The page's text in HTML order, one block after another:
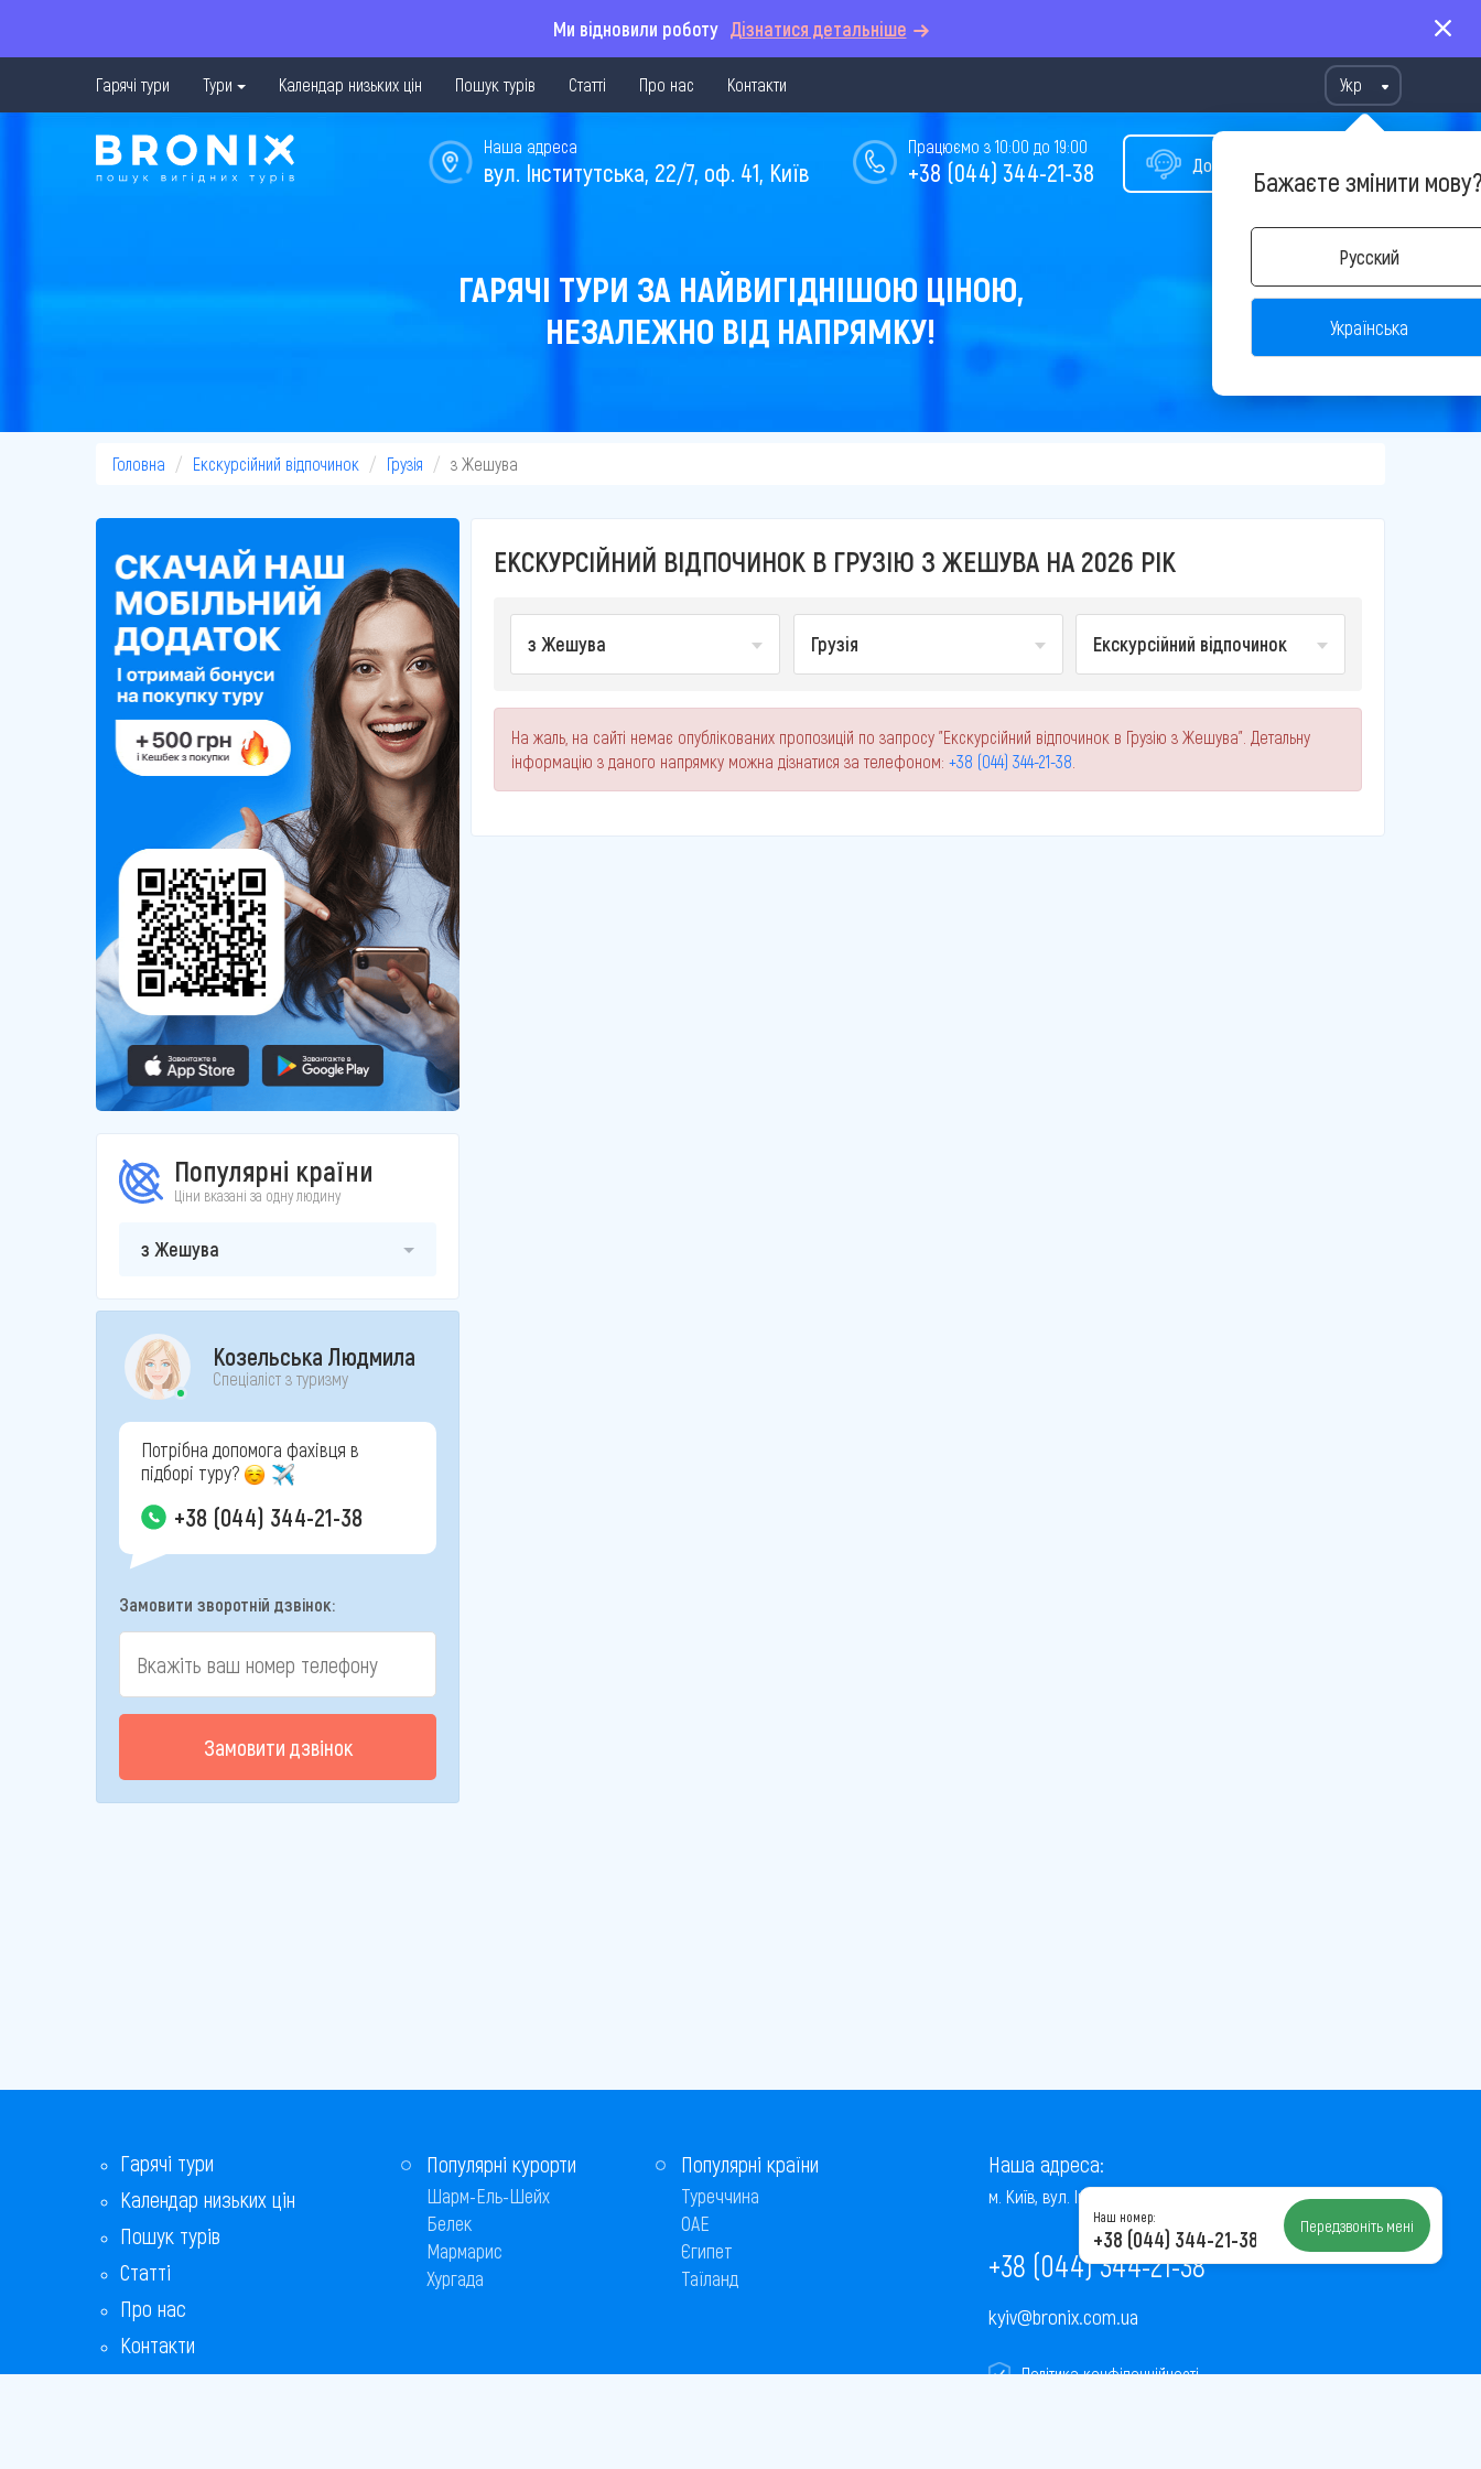
Ми відновили роботу Дізнатися детальніше
Гарячі тури Тури Календар низьких цін Пошук турів Статті Про нас Контакти Укр
Бажаєте змінити
Русский
Українська
Допомога у виборі туру
Працюємо з 10:00 до 19:00
+38 (044) 344-21-38
Наша адреса
вул. Інститутська, 22/7, оф. 41, Київ
ГАРЯЧІ ТУРИ ЗА НАЙВИГІДНІШОЮ ЦІНОЮ,
НЕЗАЛЕЖНО ВІД НАПРЯМКУ!
Головна Екскурсійний відпочинок Грузія з Жешува
Популярні країни
Ціни вказані за одну людину
з Жешува
Козельська Людмила
Спеціаліст з туризму
Потрібна допомога фахівця в
підборі туру?
+38 (044) 344-21-38
Замовити зворотній дзвінок:
Замовити дзвінок
ЕКСКУРСІЙНИЙ ВІДПОЧИНОК В ГРУЗІЮ З ЖЕШУВА НА 2026 РІК
з Жешува Грузія Екскурсійний відпочинок
На жаль, на сайті немає опублікованих пропозицій по запросу "Екскурсійний відпочинок в Грузію з Жешува". Детальну
інформацію з даного напрямку можна дізнатися за телефоном: +38 (044) 344-21-38
Гарячі тури
Календар низьких цін
Пошук турів
Статті
Про нас
Контакти
Бонусна програма
Популярні курорти
Шарм-Ель-Шейх
Белек
Мармарис
Хургада
Популярні країни
Туреччина
ОАЕ
Єгипет
Таїланд
Наша адреса:
м. Київ, вул. Інститутська, 22/7, оф. 41
+38 (044) 344-21-38
kyiv@bronix.com.ua
Політика конфіденційності
Наш номер:
+38 (044) 344-21-38 Передзвоніть мені